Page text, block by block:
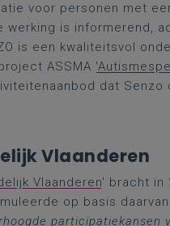
voor personen met
is informerend,
is een kwaliteitsvol
ASSMA
dat
Vlaanderen
Vlaanderen' bracht in
op basis daarvan
participatiekansen